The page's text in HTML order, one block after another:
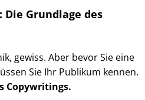
Grundlage des
gewiss. Aber bevor Sie eine
Sie Ihr Publikum kennen.
Copywritings.